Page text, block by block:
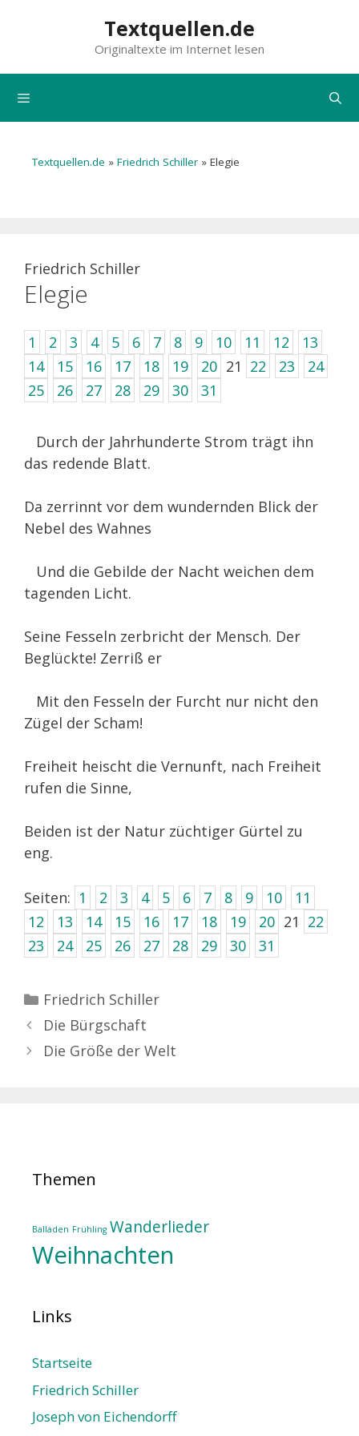
Textquellen.de
Originaltexte im Internet lesen
Textquellen.de » Friedrich Schiller » Elegie
Friedrich Schiller
Elegie
1 2 3 4 5 6 7 8 9 10 11 12
13
14
15 16 17 18 19 20 21 22 23
24
25
26 27 28 29 30 31
Durch der Jahrhunderte Strom trägt ihn
das redende Blatt.
Da zerrinnt vor dem wundernden Blick der
Nebel des Wahnes
Und die Gebilde der Nacht weichen dem
tagenden Licht.
Seine Fesseln zerbricht der Mensch. Der
Beglückte! Zerriß er
Mit den Fesseln der Furcht nur nicht den
Zügel der Scham!
Freiheit heischt die Vernunft, nach Freiheit
rufen die Sinne,
Beiden ist der Natur züchtiger Gürtel zu
eng.
Seiten: 1 2 3 4 5 6 7 8 9 10
11
12
13 14 15 16 17 18 19 20 21 22
23
24 25 26 27 28 29 30 31
Kategorien
Friedrich Schiller
Die Bürgschaft
Die Größe der Welt
Themen
Balladen Frühling Wanderlieder
Weihnachten
Links
Startseite
Friedrich Schiller
Joseph von Eichendorff